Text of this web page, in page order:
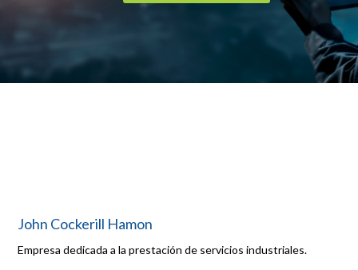
John Cockerill Hamon
Empresa dedicada a la prestación de servicios industriales.